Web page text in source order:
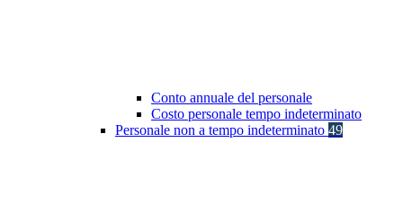
Conto annuale del personale
Costo personale tempo indeterminato
Personale non a tempo indeterminato 49